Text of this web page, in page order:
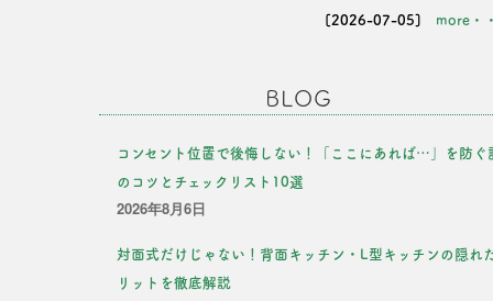
[2026-07-05] more・・
BLOG
コンセント位置で後悔しない！「ここにあれば…」を防ぐ
のコツとチェックリスト10選
2026年8月6日
対面式だけじゃない！背面キッチン・L型キッチンの隠れ
リットを徹底解説